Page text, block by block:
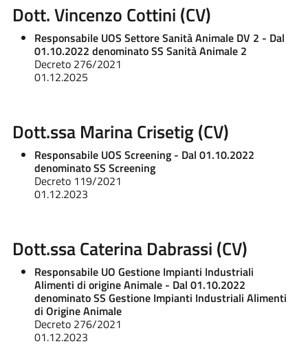
Dott. Vincenzo Cottini (CV)
Responsabile UOS Settore Sanità Animale DV 2 - Dal
01.10.2022 denominato SS Sanità Animale 2
Decreto 276/2021
01.12.2025
Dott.ssa Marina Crisetig (CV)
Responsabile UOS Screening - Dal 01.10.2022
denominato SS Screening
Decreto 119/2021
01.12.2023
Dott.ssa Caterina Dabrassi (CV)
Responsabile UO Gestione Impianti Industriali
Alimenti di origine Animale - Dal 01.10.2022
denominato SS Gestione Impianti Industriali Alimenti
di Origine Animale
Decreto 276/2021
01.12.2023